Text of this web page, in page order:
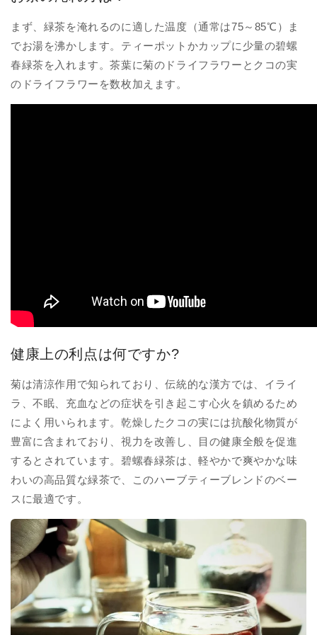
まず、緑茶を淹れるのに適した温度（通常は75～85℃）ま
でお湯を沸かします。ティーポットかカップに少量の碧螺
春緑茶を入れます。茶葉に菊のドライフラワーとクコの実
のドライフラワーを数枚加えます。
健康上の利点は何ですか?
菊は清涼作用で知られており、伝統的な漢方では、イライ
ラ、不眠、充血などの症状を引き起こす心火を鎮めるため
によく用いられます。乾燥したクコの実には抗酸化物質が
豊富に含まれており、視力を改善し、目の健康全般を促進
するとされています。碧螺春緑茶は、軽やかで爽やかな味
わいの高品質な緑茶で、このハーブティーブレンドのベー
スに最適です。